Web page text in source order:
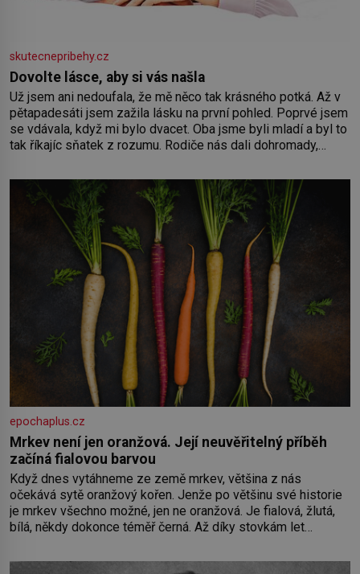
skutecnepribehy.cz
Dovolte lásce, aby si vás našla
Už jsem ani nedoufala, že mě něco tak krásného potká. Až v
pětapadesáti jsem zažila lásku na první pohled. Poprvé jsem
se vdávala, když mi bylo dvacet. Oba jsme byli mladí a byl to
tak říkajíc sňatek z rozumu. Rodiče nás dali dohromady,
oběma moc nesvědčilo, brzy jsme zjistili, že
epochaplus.cz
Mrkev není jen oranžová. Její neuvěřitelný příběh
začíná fialovou barvou
Když dnes vytáhneme ze země mrkev, většina z nás
očekává sytě oranžový kořen. Jenže po většinu své historie
je mrkev všechno možné, jen ne oranžová. Je fialová, žlutá,
bílá, někdy dokonce téměř černá. Až díky stovkám let
českou zahradu ani nedokážeme představit. Její příběh je